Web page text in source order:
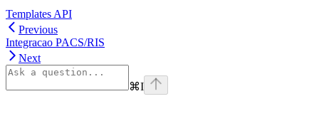
Templates API
Previous
Integracao PACS/RIS
Next
⌘I